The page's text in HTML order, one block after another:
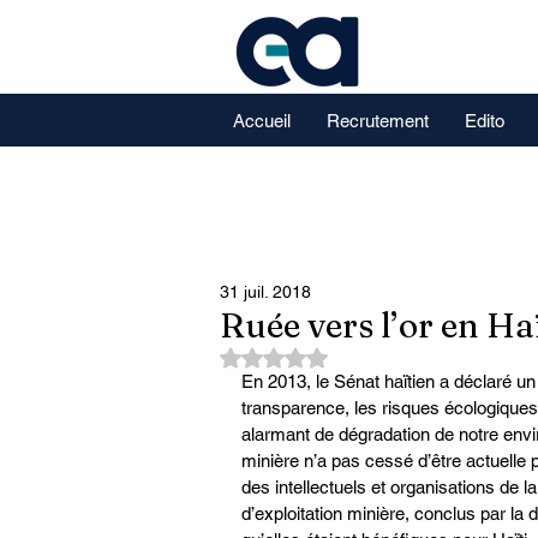
Accueil Recrutement Edito
Ruée vers l’or en
31 juil. 2018
Noté NaN étoiles sur 5.
En 2013, le Sénat haïtien a déclaré
transparence, les risques
alarmant de dégradation de notre
minière n’a pas cessé d’être
des intellectuels et organisations de
d’exploitation minière, conclus par